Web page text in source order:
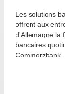
Les solutions
offrent aux
d'Allemagne la
bancaires
Commerzbank